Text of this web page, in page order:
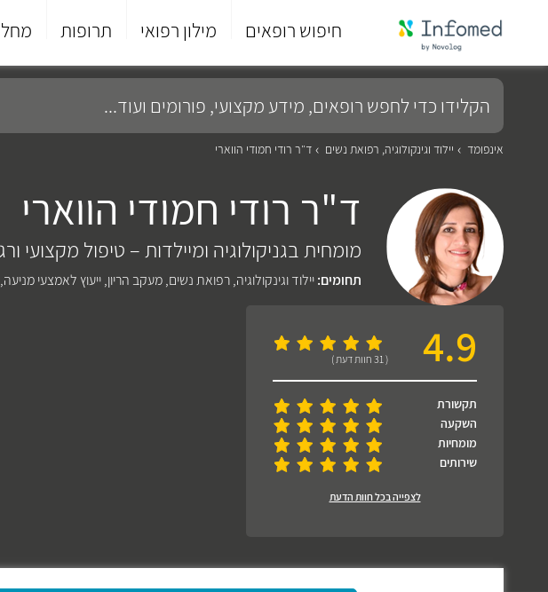
חיפוש רופאים מילון רפואי תרופות
סוף
התפריט
הקלידו
כדי
לחפש
רופאים,
מידע
ועוד...
אינפומד יילוד וגינקולוגיה, רפואת נשים ד"ר רודי חמודי הווארי
ד"ר רודי חמודי הווארי
מומחית בגניקולוגיה ומיילדות – טיפול מקצועי
תחומים:יילוד וגינקולוגיה, רפואת נשים,מעקב הריון,ייעוץ לאמצעי מניעה,
4.9 ( 31 חוות דעת )
תקשורת
השקעה
מומחיות
שירותים
לצפייה בכל חוות הדעת